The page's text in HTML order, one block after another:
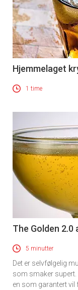
Hjemmelaget
1 time
The Golden
5 minutter
Det er selvfølgelig
som smaker
en som garantert vil